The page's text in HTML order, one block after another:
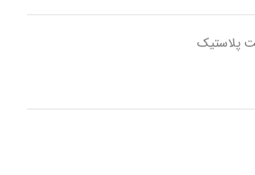
پلاستیک